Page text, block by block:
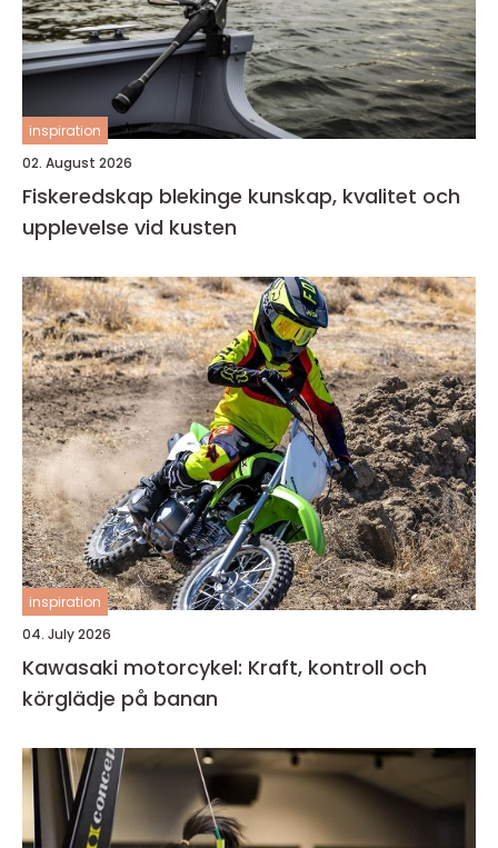
inspiration
02. August 2026
Fiskeredskap blekinge kunskap, kvalitet och
upplevelse vid kusten
inspiration
04. July 2026
Kawasaki motorcykel: Kraft, kontroll och
körglädje på banan